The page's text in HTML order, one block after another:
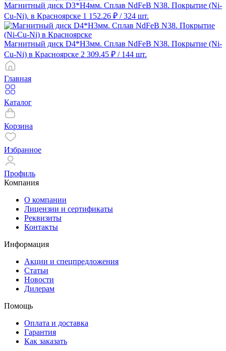
Магнитный диск D3*H4мм. Сплав NdFeB N38. Покрытие (Ni-
Cu-Ni). в Красноярске 1 152.26 ₽ / 324 шт.
Магнитный диск D4*H3мм. Сплав NdFeB N38. Покрытие (Ni-
Cu-Ni) в Красноярске 2 309.45 ₽ / 144 шт.
Главная
Каталог
Корзина
Избранное
Профиль
Компания
О компании
Лицензии и сертификаты
Реквизиты
Контакты
Информация
Акции и спецпредложения
Статьи
Новости
Дилерам
Помощь
Оплата и доставка
Гарантия
Как заказать